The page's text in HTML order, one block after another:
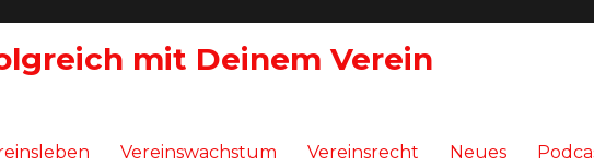
mit Deinem Verein
Vereinswachstum Vereinsrecht Neues